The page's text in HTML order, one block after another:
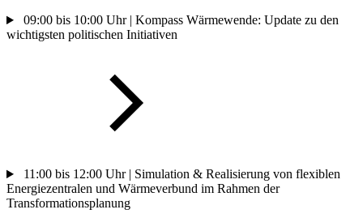
09:00 bis 10:00 Uhr | Kompass Wärmewende: Update zu den
wichtigsten politischen Initiativen
11:00 bis 12:00 Uhr | Simulation & Realisierung von flexiblen
Energiezentralen und Wärmeverbund im Rahmen der
Transformationsplanung